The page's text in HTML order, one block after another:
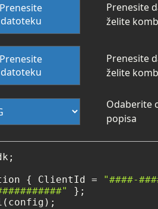
Prenesite
datoteku
Prenesite
želite
Prenesite
datoteku
Prenesite
želite
Odaberite
popisa
{ ClientId = "####-